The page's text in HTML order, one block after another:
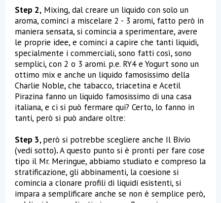
Step 2, Mixing, dal creare un liquido con solo un
aroma, cominci a miscelare 2 - 3 aromi, fatto però in
maniera sensata, si comincia a sperimentare, avere
le proprie idee, e cominci a capire che tanti liquidi,
specialmente i commerciali, sono fatti così, sono
semplici, con 2 o 3 aromi. p.e. RY4 e Yogurt sono un
ottimo mix e anche un liquido famosissimo della
Charlie Noble, che tabacco, triacetina e Acetil
Pirazina fanno un liquido famosissimo di una casa
italiana, e ci si può fermare qui? Certo, lo fanno in
tanti, però si può andare oltre:
Step 3,però si potrebbe scegliere anche Il Bivio
(vedi sotto).A questo punto si è pronti per fare cose
tipo il Mr. Meringue, abbiamo studiato e compreso la
stratificazione, gli abbinamenti, la coesione si
comincia a clonare profili di liquidi esistenti, si
impara a semplificare anche se non è semplice però,